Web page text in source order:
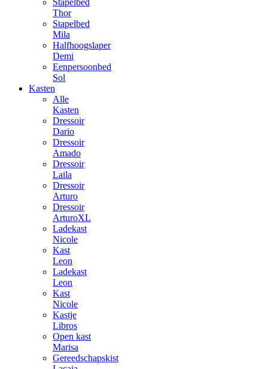
Stapelbed
Thor
Stapelbed
Mila
Halfhoogslaper
Demi
Eenpersoonbed
Sol
Kasten
Alle
Kasten
Dressoir
Dario
Dressoir
Amado
Dressoir
Laila
Dressoir
Arturo
Dressoir
ArturoXL
Ladekast
Nicole
Kast
Leon
Ladekast
Leon
Kast
Nicole
Kastje
Libros
Open kast
Marisa
Gereedschapskist